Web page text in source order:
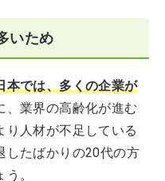
いため
本では、多くの企業が
、業界の高齢化が進む
り人材が不足している
したばかりの20代の方
。